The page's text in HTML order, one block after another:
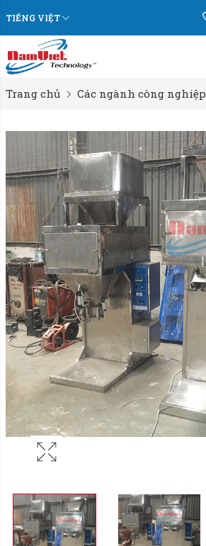
TIẾNG VIỆT
Trang chủ Các ngành công nghiệp